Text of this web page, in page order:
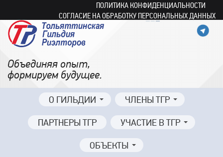
ПОЛИТИКА КОНФИДЕНЦИАЛЬНОСТИ
СОГЛАСИЕ НА ОБРАБОТКУ ПЕРСОНАЛЬНЫХ ДАННЫХ
Объединяя опыт,
формируем будущее.
О ГИЛЬДИИ ЧЛЕНЫ ТГР
ПАРТНЕРЫ ТГР УЧАСТИЕ В ТГР
ОБЪЕКТЫ